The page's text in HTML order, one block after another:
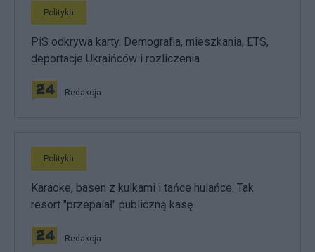
Polityka
PiS odkrywa karty. Demografia, mieszkania, ETS,
deportacje Ukraińców i rozliczenia
Redakcja
Polityka
Karaoke, basen z kulkami i tańce hulańce. Tak
resort "przepalał" publiczną kasę
Redakcja